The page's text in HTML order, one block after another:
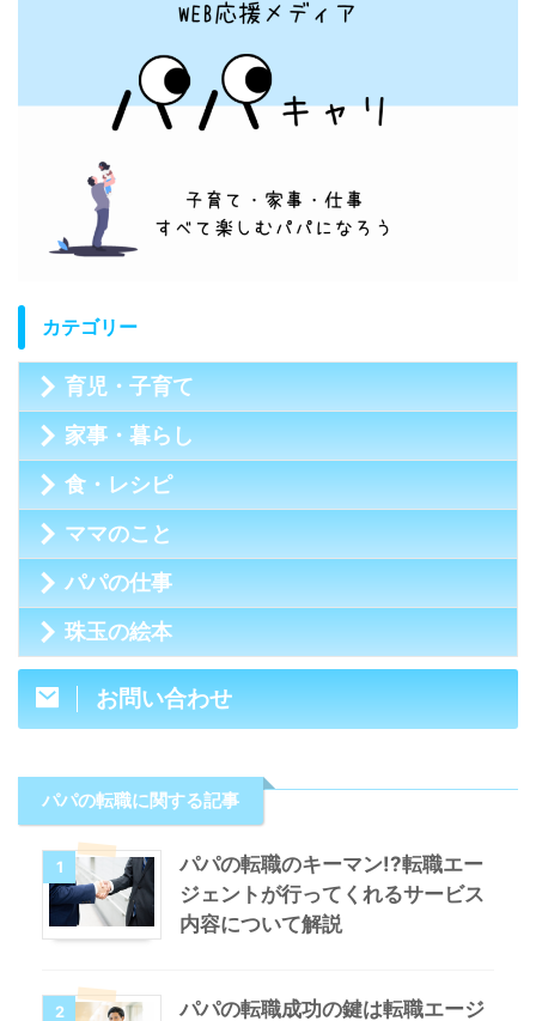
カテゴリー
育児・子育て
家事・暮らし
食・レシピ
ママのこと
パパの仕事
珠玉の絵本
お問い合わせ
パパの転職に関する記事
1
パパの転職のキーマン!?転職エー
ジェントが行ってくれるサービス
内容について解説
2 パパの転職成功の鍵は転職エージ